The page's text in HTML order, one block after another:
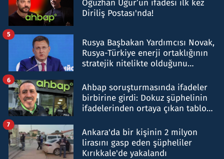
Oğuzhan Uğur’un ifadesi ilk kez
Diriliş Postası'nda!
Rusya Başbakan Yardımcısı Novak,
Rusya-Türkiye enerji ortaklığının
stratejik nitelikte olduğunu
5
Ahbap soruşturmasında ifadeler
birbirine girdi: Dokuz şüphelinin
ifadelerinden ortaya çıkan tablo
6
Ankara'da bir kişinin 2 milyon
lirasını gasp eden şüpheliler
Kırıkkale'de yakalandı
7